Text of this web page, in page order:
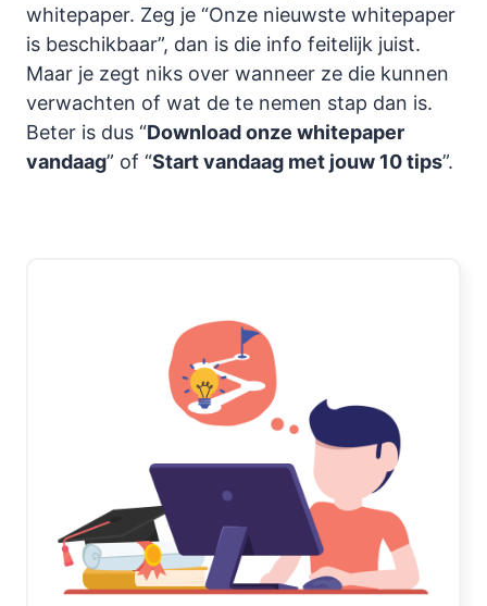
whitepaper. Zeg je “Onze nieuwste whitepaper
is beschikbaar”, dan is die info feitelijk juist.
Maar je zegt niks over wanneer ze die kunnen
verwachten of wat de te nemen stap dan is.
Beter is dus “Download onze whitepaper
vandaag” of “Start vandaag met jouw 10 tips”.